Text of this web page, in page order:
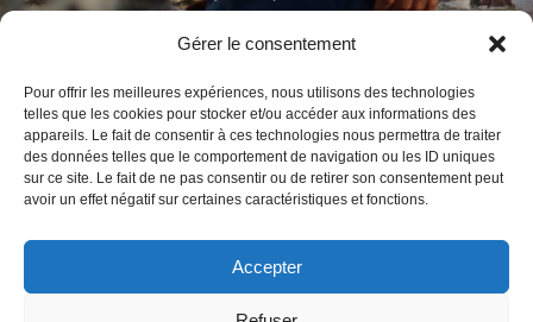
Gérer le consentement
Pour offrir les meilleures expériences, nous utilisons des technologies
telles que les cookies pour stocker et/ou accéder aux informations des
appareils. Le fait de consentir à ces technologies nous permettra de traiter
des données telles que le comportement de navigation ou les ID uniques
sur ce site. Le fait de ne pas consentir ou de retirer son consentement peut
avoir un effet négatif sur certaines caractéristiques et fonctions.
Accepter
Contact
BAO Formation
+33 (0)4 91 01 58 72